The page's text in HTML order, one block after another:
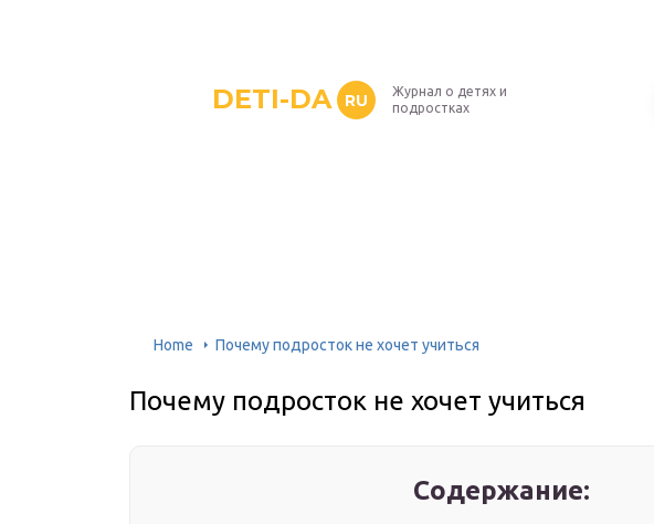
DETI-DA RU
Журнал о детях и
подростках
Home Почему подросток не хочет учиться
Почему подросток не хочет учиться
Содержание: